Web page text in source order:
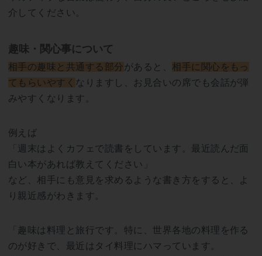
介してください。
趣味・関心事について
相手の趣味と共通する部分があると、 相手に関心をもっ
てもらいやすく なりますし、お見合いの席でも会話が弾
みやすくなります。
例えば
「週末はよくカフェで読書をしています。最近読んだ面
白い本があれば教えてください」
など、相手にも意見を求めるような書き方をすると、よ
り親近感がわきます。
「趣味は料理と旅行です。特に、世界各地の料理を作る
のが好きで、最近はタイ料理にハマっています。